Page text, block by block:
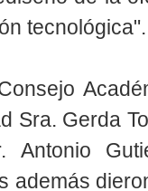
tecnológica".
Sra. Gerda
Antonio
además